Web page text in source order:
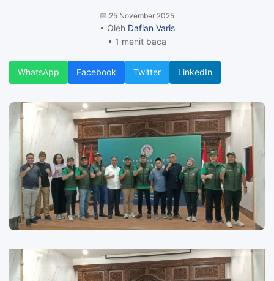
📅 25 November 2025
• Oleh Dafian Varis
• 1 menit baca
WhatsApp Facebook Twitter LinkedIn